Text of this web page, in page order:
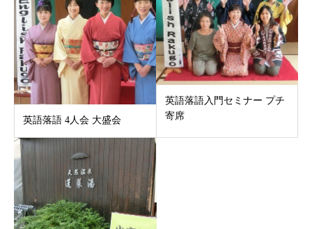
英語落語 4人会 大盛会
英語落語入門セミナー プチ
寄席